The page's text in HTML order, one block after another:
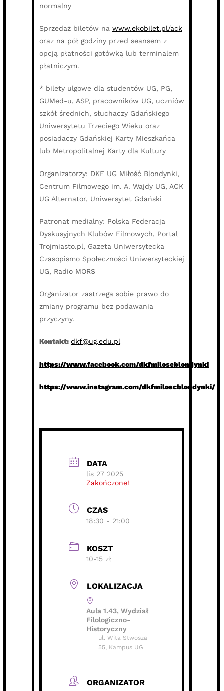
normalny
Sprzedaż biletów na www.ekobilet.pl/ack
oraz na pół godziny przed seansem z
opcją płatności gotówką lub terminalem
płatniczym.
* bilety ulgowe dla studentów UG, PG,
GUMed-u, ASP, pracowników UG, uczniów
szkół średnich, słuchaczy Gdańskiego
Uniwersytetu Trzeciego Wieku oraz
posiadaczy Gdańskiej Karty Mieszkańca
lub Metropolitalnej Karty dla Kultury
Organizatorzy: DKF UG Miłość Blondynki,
Centrum Filmowego im. A. Wajdy UG, ACK
UG Alternator, Uniwersytet Gdański
Patronat medialny: Polska Federacja
Dyskusyjnych Klubów Filmowych, Portal
Trojmiasto.pl, Gazeta Uniwersytecka
Czasopismo Społeczności Uniwersyteckiej
UG, Radio MORS
Organizator zastrzega sobie prawo do
zmiany programu bez podawania
przyczyny.
Kontakt: dkf@ug.edu.pl
https://www.facebook.com/dkfmiloscblondynki
https://www.instagram.com/dkfmiloscblondynki/
DATA
lis 27 2025
Zakończone!
CZAS
18:30 - 21:00
KOSZT
10-15 zł
LOKALIZACJA
Aula 1.43, Wydział
Filologiczno-
Historyczny
ul. Wita Stwosza
55, Kampus UG
ORGANIZATOR